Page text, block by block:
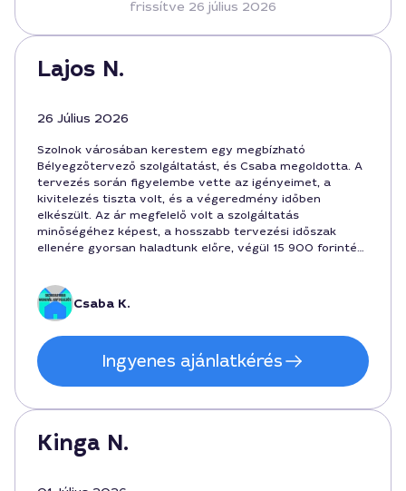
frissítve 26 július 2026
Lajos N.
26 Július 2026
Szolnok városában kerestem egy megbízható
Bélyegzőtervező szolgáltatást, és Csaba megoldotta. A
tervezés során figyelembe vette az igényeimet, a
kivitelezés tiszta volt, és a végeredmény időben
elkészült. Az ár megfelelő volt a szolgáltatás
minőségéhez képest, a hosszabb tervezési időszak
ellenére gyorsan haladtunk előre, végül 15 900 forintért
volt.
Csaba K.
Ingyenes ajánlatkérés
Kinga N.